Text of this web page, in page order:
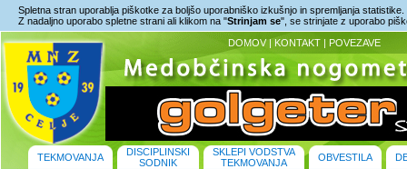
Spletna stran uporablja piškotke za boljšo uporabniško izkušnjo in spremljanja statistike.
Z nadaljno uporabo spletne strani ali klikom na "Strinjam se", se strinjate z uporabo
DOMOV | KONTAKT | POVEZAVE
TEKMOVANJA
DISCIPLINSKI
SODNIK
SKLEPI VODSTVA
TEKMOVANJA
OBVESTILA